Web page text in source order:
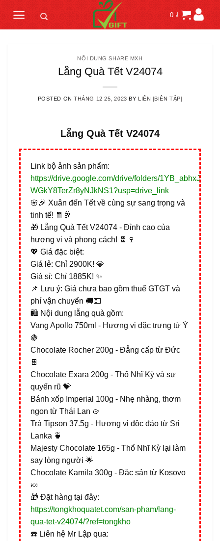
content
0 ₫
NỘI DUNG SHARE MXH
Lẵng Quà Tết V24074
POSTED ONTHÁNG 12 25, 2023 BY LIÊN [BIÊN TẬP]
Lẵng Quà Tết V24074
Link bộ ảnh sản phẩm:
https://drive.google.com/drive/folders/
WGkY8TerZr8yNJkNS1?usp=drive_link
🌸🎉 Xuân đến Tết về cùng sự sang trọng và
tinh tế! 🧧🥂
🎁 Lẵng Quà Tết V24074 - Đỉnh cao của
hương vị và phong cách! 🍫🍷
💖 Giá đặc biệt:
Giá lẻ: Chỉ 2900K! 💎
Giá sỉ: Chỉ 1885K! ✨
📌 Lưu ý: Giá chưa bao gồm thuế GTGT và
phí vận chuyển 🚚💵
🛍️ Nội dung lẵng quà gồm:
Vang Apollo 750ml - Hương vị đặc trưng từ Ý
🍇
Chocolate Rocher 200g - Đẳng cấp từ Đức
🍫
Chocolate Exara 200g - Thổ Nhĩ Kỳ và sự
quyến rũ 💝
Bánh xốp Imperial 100g - Nhẹ nhàng, thơm
ngon từ Thái Lan 🥠
Trà Tipson 37.5g - Hương vị độc đáo từ Sri
Lanka 🍵
Majesty Chocolate 165g - Thổ Nhĩ Kỳ lại làm
say lòng người 🌟
Chocolate Kamila 300g - Đặc sản từ Kosovo
🍬
🎁 Đặt hàng tại đây:
https://tongkhoquatet.com/san-pham/lang-
qua-tet-v24074/?ref=tongkho
☎️ Liên hệ Mr Lập qua: